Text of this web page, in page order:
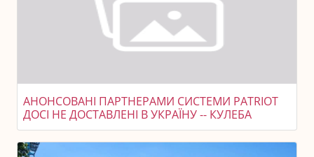
АНОНСОВАНІ ПАРТНЕРАМИ СИСТЕМИ PATRIOT
ДОСІ НЕ ДОСТАВЛЕНІ В УКРАЇНУ -- КУЛЕБА